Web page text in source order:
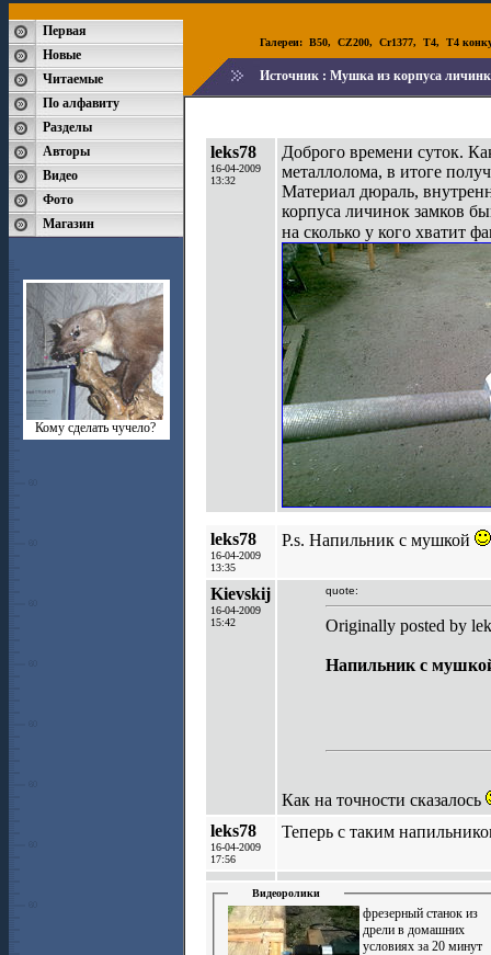
Первая
Новые
Читаемые
По алфавиту
Разделы
Авторы
Видео
Фото
Магазин
Кому сделать чучело?
Галереи: B50, CZ200, Cr1377, T4, T4
Источник : Мушка из корпуса
leks78
16-04-2009
13:32
Доброго времени суток.
металлолома, в итоге
Материал дюраль,
корпуса личинок замков
на сколько у кого хватит
leks78
16-04-2009
13:35
Р.s. Напильник с мушкой
Kievskij
16-04-2009
15:42
quote:
Originally posted by
Напильник с
Как на точности сказалось
leks78
16-04-2009
17:56
Теперь с таким
Видеоролики
фрезерный станок из
дрели в домашних
условиях за 20 минут